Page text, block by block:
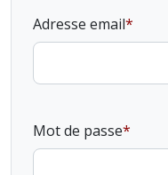
Adresse email
Mot de passe